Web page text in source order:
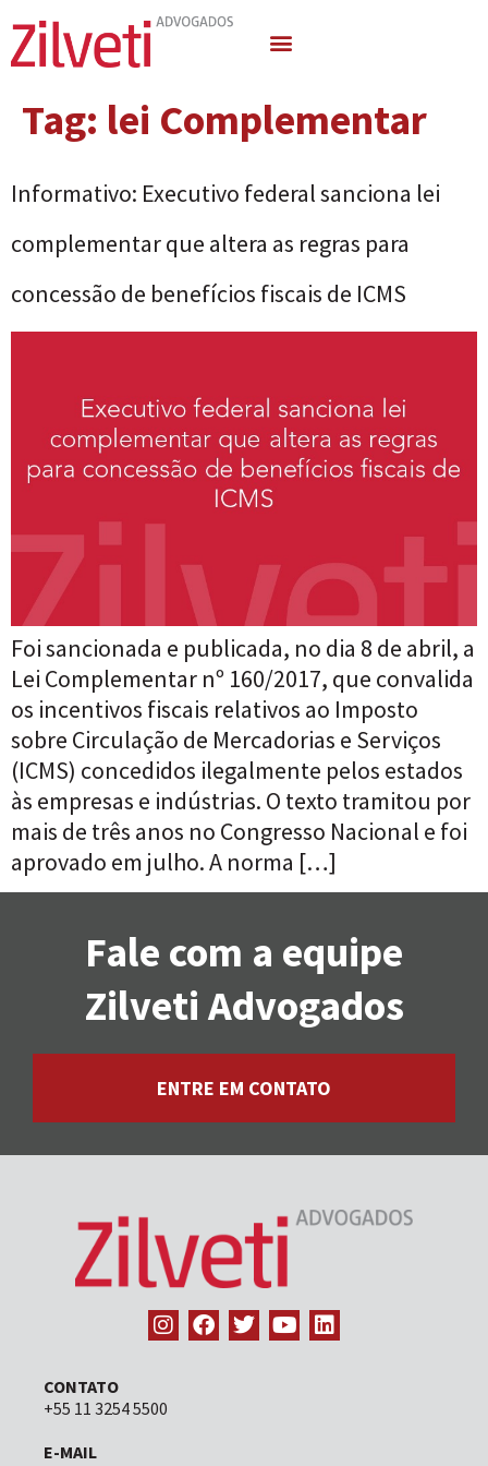
Tag: lei Complementar
Informativo: Executivo federal sanciona lei
complementar que altera as regras para
concessão de benefícios fiscais de ICMS
Foi sancionada e publicada, no dia 8 de abril, a
Lei Complementar nº 160/2017, que convalida
os incentivos fiscais relativos ao Imposto
sobre Circulação de Mercadorias e Serviços
(ICMS) concedidos ilegalmente pelos estados
às empresas e indústrias. O texto tramitou por
mais de três anos no Congresso Nacional e foi
aprovado em julho. A norma […]
Fale com a equipe
Zilveti Advogados
ENTRE EM CONTATO
CONTATO
+55 11 3254 5500
E-MAIL